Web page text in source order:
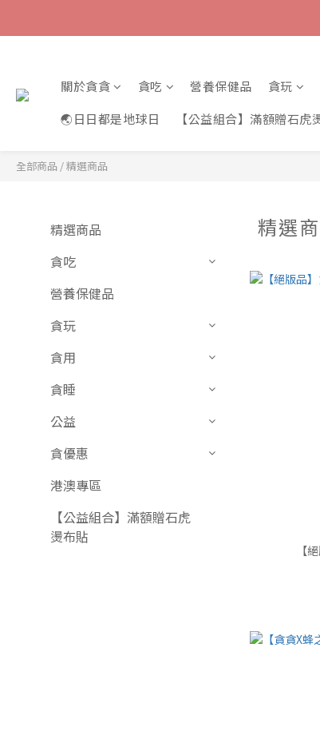
關於貪貪 貪吃 營養保健品 貪玩
🌏日日都是地球日
【公益組合】滿額贈石虎
全部商品 /精選商品
精選商品
貪吃
營養保健品
貪玩
貪用
貪睡
公益
貪優惠
港澳專區
【公益組合】滿額贈石虎
燙布貼
精選
【